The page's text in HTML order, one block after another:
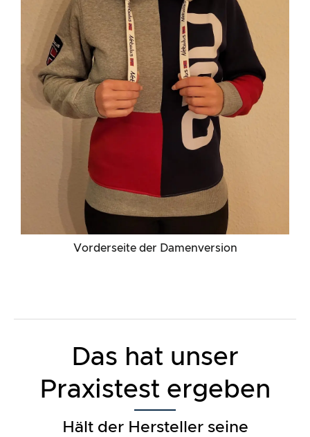
Vorderseite der Damenversion
Das hat unser
Praxistest ergeben
Hält der Hersteller seine